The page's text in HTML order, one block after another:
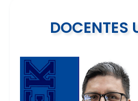
DOCENTES